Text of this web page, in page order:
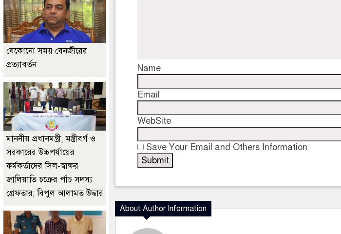
Name
Email
WebSite
Save Your Email and Others Information
About Author Information
যেকোনো সময় বেনজীরের
প্রত্যাবর্তন
মাননীয় প্রধানমন্ত্রী, মন্ত্রীবর্গ ও
সরকারের উচ্চপর্যায়ের
কর্মকর্তাদের সিল-স্বাক্ষর
জালিয়াতি চক্রের পাঁচ সদস্য
গ্রেফতার; বিপুল আলামত উদ্ধার